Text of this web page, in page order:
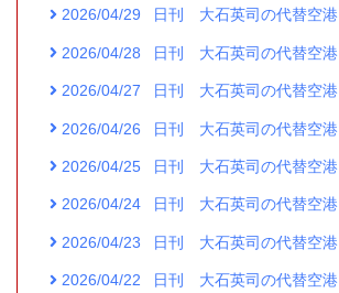
2026/04/29 日刊 大石英司の代替空港
2026/04/28 日刊 大石英司の代替空港
2026/04/27 日刊 大石英司の代替空港
2026/04/26 日刊 大石英司の代替空港
2026/04/25 日刊 大石英司の代替空港
2026/04/24 日刊 大石英司の代替空港
2026/04/23 日刊 大石英司の代替空港
2026/04/22 日刊 大石英司の代替空港